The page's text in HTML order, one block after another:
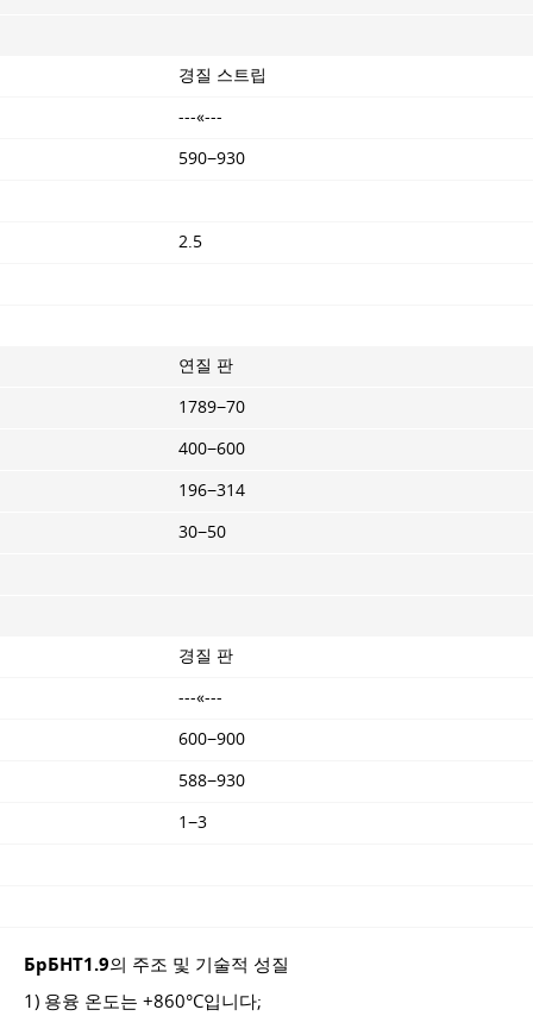
경질 스트립
---«---
590−930
2.5
연질 판
1789−70
400−600
196−314
30−50
경질 판
---«---
600−900
588−930
1−3
БрБНТ1.9의 주조 및 기술적 성질
1) 용융 온도는 +860°C입니다;